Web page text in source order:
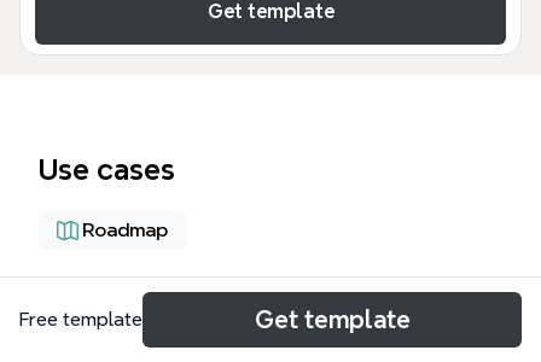
Get template
Use cases
Roadmap
About
Free template Get template